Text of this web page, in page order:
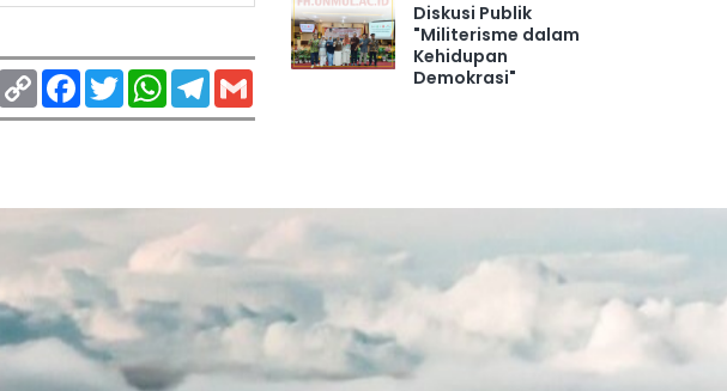
Copy
Link
Facebook
TwitterWhatsApp
Telegram
Gmail
Diskusi Publik
"Militerisme dalam
Kehidupan
Demokrasi"